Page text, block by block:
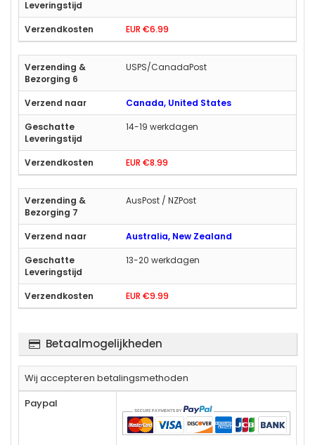
EUR €6.99
USPS/CanadaPost
Canada, United States
14-19 werkdagen
EUR €8.99
AusPost / NZPost
Australia, New Zealand
13-20 werkdagen
EUR €9.99
Betaalmogelijkheden
Wij accepteren betalingsmethoden
Paypal